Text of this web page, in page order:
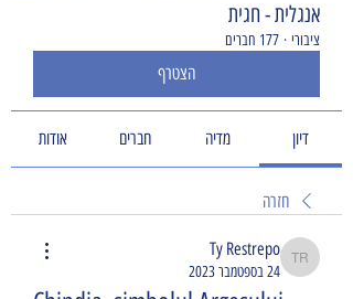
אנגלית - חגית
ציבורי · 177 חברים
הצטרף
דיון מדיה חברים אודות
חזרה
Ty Restrepo
Ty Restrepo
24 בספטמבר 2023